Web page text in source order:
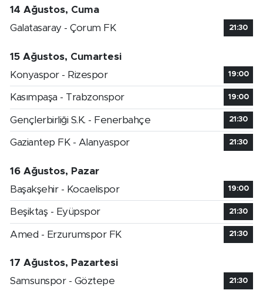
14 Ağustos, Cuma
Galatasaray - Çorum FK
21:30
15 Ağustos, Cumartesi
Konyaspor - Rizespor
19:00
Kasımpaşa - Trabzonspor 19:00
Gençlerbirliği S.K. - Fenerbahçe 21:30
Gaziantep FK - Alanyaspor 21:30
16 Ağustos, Pazar
Başakşehir - Kocaelispor
19:00
Beşiktaş - Eyüpspor 21:30
Amed - Erzurumspor FK 21:30
17 Ağustos, Pazartesi
Samsunspor - Göztepe
21:30